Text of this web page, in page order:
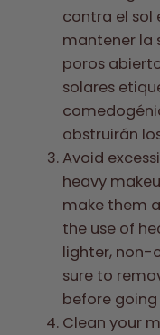
contra el sol
mantener la
poros
solares
obstruirán
Avoid
heavy
make them
the use of
lighter, non-
sure to
before
Clean your